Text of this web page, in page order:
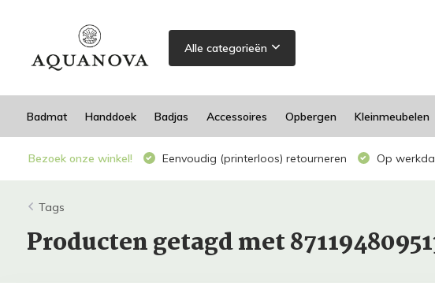
Alle categorieën
Badmat Handdoek Badjas Accessoires Opbergen Kleinmeubelen
Bezoek onze winkel! Eenvoudig (printerloos) retourneren Op
Tags
Producten getagd met